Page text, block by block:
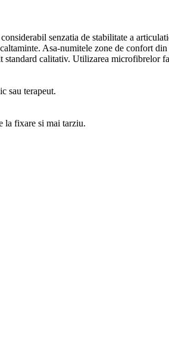
senzatia de stabilitate a
Asa-numitele zone de confort
calitativ. Utilizarea microfibrelor
sau terapeut.
la fixare si mai tarziu.